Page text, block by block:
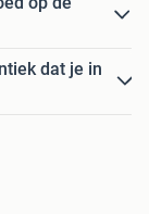
dat je in